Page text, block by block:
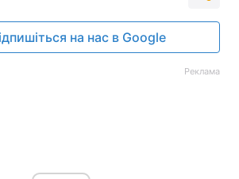
на нас в Google
Реклама